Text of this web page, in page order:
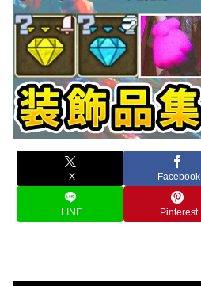
X Facebook
LINE Pinterest